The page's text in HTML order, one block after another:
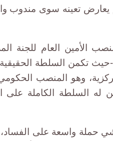
لم يعارض تعينه سوى مندوب
الأمين العام للجنة
وهو المنصب
السلطة الكاملة على
شي حملة واسعة على